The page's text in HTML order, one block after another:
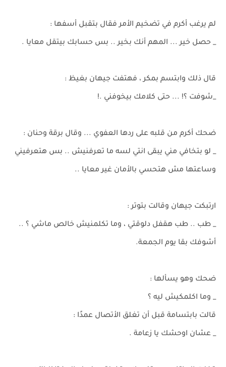
لم يرغب أكرم في تضخيم الأمر فقال بتقبل أسفها :
_ حصل خير ... المهم أنك بخير .. بس حسابك بيتقل معايا .
قال ذلك وابتسم بمكر ، فهتفت جيهان بغيظ :
_شوفت ؟! ... حتى كلامك بيخوفني .!
ضحك أكرم من قلبه على ردها العفوي ... وقال برقة وحنان :
_ لو بتخافي مني يبقى انتي لسه ما تعرفنيش .. بس هتعرفيني
وساعتها مش هتحسي بالأمان غير معايا ..
ارتبكت جيهان وقالت بتوتر :
_ طب .. طب هقفل دلوقتي ، وما تكلمنيش خالص ماشي ؟ ..
أشوفك بقا يوم الجمعة.
ضحك وهو يسألها :
_ وما اكلمكيش ليه ؟
قالت بابتسامة قبل أن تغلق الأتصال عمدًا :
_ عشان اوحشك يا زعامة .